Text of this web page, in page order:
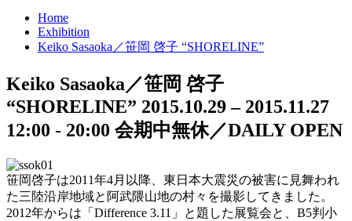
Home
Exhibition
Keiko Sasaoka／笹岡 啓子 “SHORELINE”
Keiko Sasaoka／笹岡 啓子
“SHORELINE” 2015.10.29 – 2015.11.27
12:00 - 20:00 会期中無休／DAILY OPEN
笹岡啓子は2011年4月以降、東日本大震災の被害に見舞われ
た三陸沿岸地域と阿武隈山地の村々を撮影してきました。
2012年からは「Difference 3.11」と題した展覧会と、B5判小